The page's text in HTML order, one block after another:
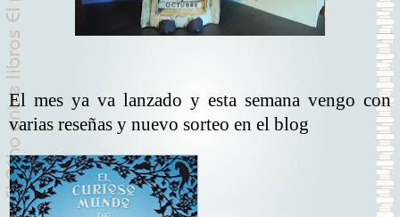
El mes ya va lanzado y esta semana vengo con
varias reseñas y nuevo sorteo en el blog